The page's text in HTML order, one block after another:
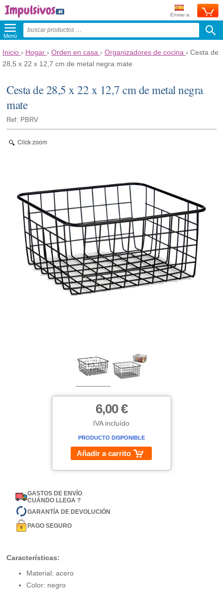
Enviar a:
Menú
Inicio › Hogar › Orden en casa › Organizadores de cocina › Cesta de
28,5 x 22 x 12,7 cm de metal negra mate
Cesta de 28,5 x 22 x 12,7 cm de metal negra
mate
Ref: PBRV
Click zoom
6,00 €
IVA incluído
PRODUCTO DISPONIBLE
Añadir a carrito
GASTOS DE ENVÍO
CUÁNDO LLEGA ?
GARANTÍA DE DEVOLUCIÓN
PAGO SEGURO
Características:
Material: acero
Color: negro